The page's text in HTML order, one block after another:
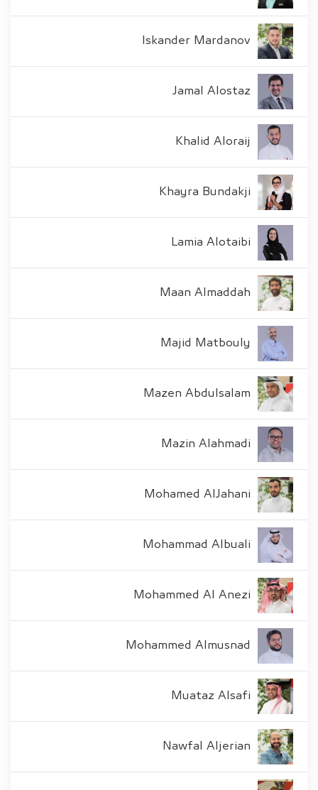
Iskander Mardanov
Jamal Alostaz
Khalid Aloraij
Khayra Bundakji
Lamia Alotaibi
Maan Almaddah
Majid Matbouly
Mazen Abdulsalam
Mazin Alahmadi
Mohamed AlJahani
Mohammad Albuali
Mohammed Al Anezi
Mohammed Almusnad
Muataz Alsafi
Nawfal Aljerian